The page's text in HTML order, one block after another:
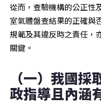
從而，查驗機構的公正性
室氣體盤查結果的正確與
規範及其違反時之責任，
關鍵。
（一）我國
政指導且內涵